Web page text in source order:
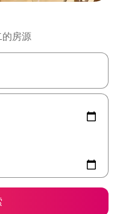
房源
看，或通过点击或滑动手势